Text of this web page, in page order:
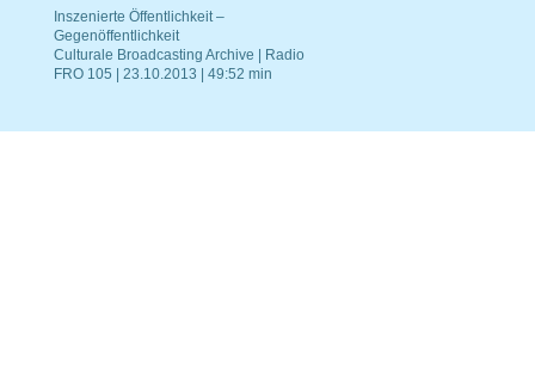
Inszenierte Öffentlichkeit –
Gegenöffentlichkeit
Culturale Broadcasting Archive | Radio
FRO 105 | 23.10.2013 | 49:52 min